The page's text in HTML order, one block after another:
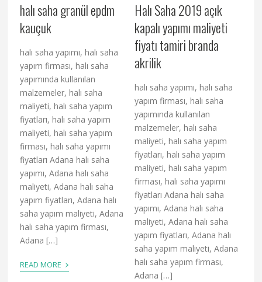
halı saha granül epdm
kauçuk
halı saha yapımı, halı saha
yapım firması, halı saha
yapımında kullanılan
malzemeler, halı saha
maliyeti, halı saha yapım
fiyatları, halı saha yapım
maliyeti, halı saha yapım
firması, halı saha yapımı
fiyatları Adana halı saha
yapımı, Adana halı saha
maliyeti, Adana halı saha
yapım fiyatları, Adana halı
saha yapım maliyeti, Adana
halı saha yapım firması,
Adana […]
READ MORE ›
Halı Saha 2019 açık
kapalı yapımı maliyeti
fiyatı tamiri branda
akrilik
halı saha yapımı, halı saha
yapım firması, halı saha
yapımında kullanılan
malzemeler, halı saha
maliyeti, halı saha yapım
fiyatları, halı saha yapım
maliyeti, halı saha yapım
firması, halı saha yapımı
fiyatları Adana halı saha
yapımı, Adana halı saha
maliyeti, Adana halı saha
yapım fiyatları, Adana halı
saha yapım maliyeti, Adana
halı saha yapım firması,
Adana […]